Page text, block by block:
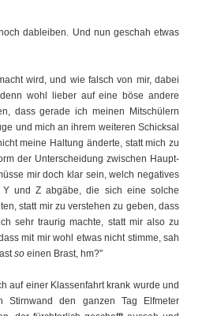
dableiben. Und nun geschah etwas
wird, und wie falsch von mir, dabei
wohl lieber auf eine böse andere
dass gerade ich meinen Mitschülern
und mich an ihrem weiteren Schicksal
meine Haltung änderte, statt mich zu
der Unterscheidung zwischen Haupt-
mir doch klar sein, welch negatives
und Z abgäbe, die sich eine solche
statt mir zu verstehen zu geben, dass
sehr traurig machte, statt mir also zu
mit mir wohl etwas nicht stimme, sah
so einen Brast, hm?"
auf einer Klassenfahrt krank wurde und
den ganzen Tag Elfmeter